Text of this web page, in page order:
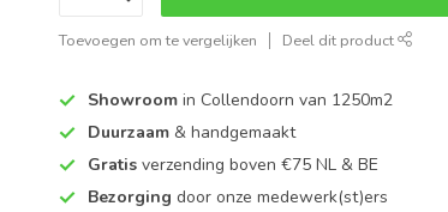
Toevoegen om te vergelijken Deel dit product
Showroom in Collendoorn van 1250m2
Duurzaam & handgemaakt
Gratis verzending boven €75 NL & BE
Bezorging door onze medewerk(st)ers